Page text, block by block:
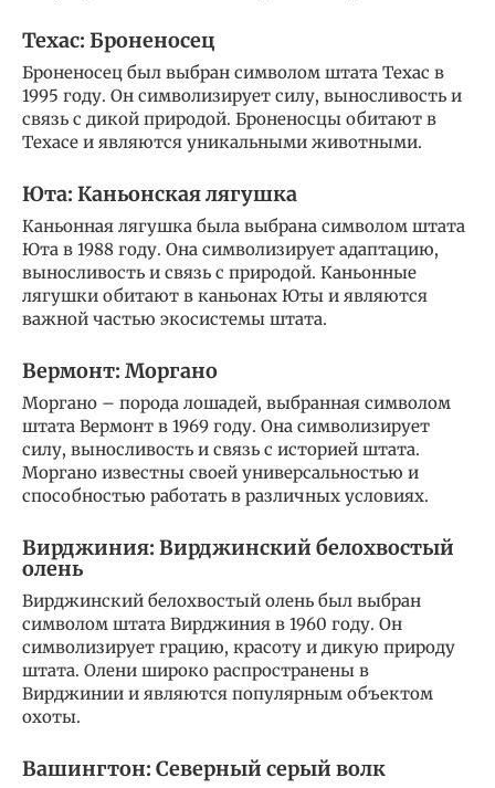
Техас: Броненосец
Броненосец был выбран символом штата Техас в
1995 году. Он символизирует силу, выносливость и
связь с дикой природой. Броненосцы обитают в
Техасе и являются уникальными животными.
Юта: Каньонская лягушка
Каньонная лягушка была выбрана символом штата
Юта в 1988 году. Она символизирует адаптацию,
выносливость и связь с природой. Каньонные
лягушки обитают в каньонах Юты и являются
важной частью экосистемы штата.
Вермонт: Моргано
Моргано – порода лошадей, выбранная символом
штата Вермонт в 1969 году. Она символизирует
силу, выносливость и связь с историей штата.
Моргано известны своей универсальностью и
способностью работать в различных условиях.
Вирджиния: Вирджинский белохвостый
олень
Вирджинский белохвостый олень был выбран
символом штата Вирджиния в 1960 году. Он
символизирует грацию, красоту и дикую природу
штата. Олени широко распространены в
Вирджинии и являются популярным объектом
охоты.
Вашингтон: Северный серый волк